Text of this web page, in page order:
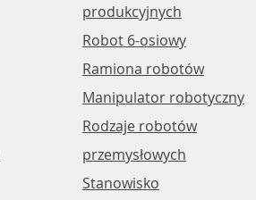
produkcyjnych
Robot 6-osiowy
Ramiona robotów
Manipulator robotyczny
Rodzaje robotów
przemysłowych
Stanowisko